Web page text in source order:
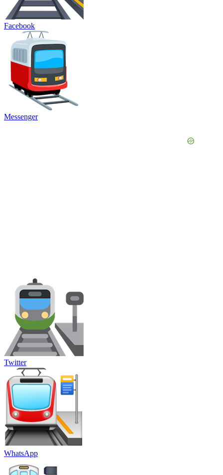
Facebook
Messenger
Twitter
WhatsApp